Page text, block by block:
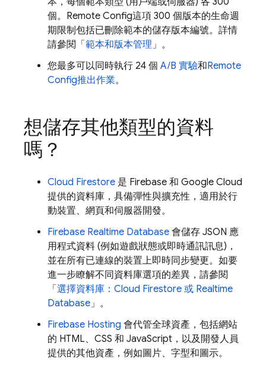
個。 Remote Config這項 300 個版本的生命週
期限制包括已刪除範本的儲存版本編號。詳情
請參閱「 範本和版本管理」。
您最多可以同時執行 24 個 A/B 實驗和Remote
Config推出作業。
想儲存其他類型的資料
嗎？
Cloud Firestore 是 Firebase 和 Google Cloud
提供的資料庫，具備彈性與擴充性，適用於行
動裝置、網頁和伺服器開發。
Firebase Realtime Database 會儲存 JSON 應
用程式資料 (例如遊戲狀態或即時通訊訊息)，
並在所有已連線的裝置上即時同步變更。如要
進一步瞭解不同資料庫選項的差異，請參閱
「 選擇資料庫： Cloud Firestore 或 Realtime
Database」。
Firebase Hosting 會代管全球資產，包括網站
的 HTML、CSS 和 JavaScript，以及開發人員
提供的其他資產，例如圖片、字型和圖示。